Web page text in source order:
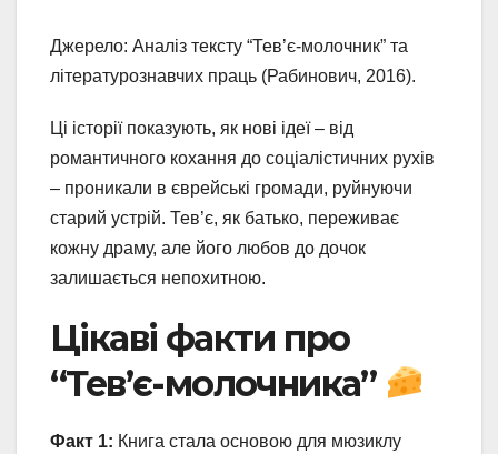
Джерело: Аналіз тексту “Тев’є-молочник” та
літературознавчих праць (Рабинович, 2016).
Ці історії показують, як нові ідеї – від
романтичного кохання до соціалістичних рухів
– проникали в єврейські громади, руйнуючи
старий устрій. Тев’є, як батько, переживає
кожну драму, але його любов до дочок
залишається непохитною.
Цікаві факти про
“Тев’є-молочника”
Факт 1: Книга стала основою для мюзиклу